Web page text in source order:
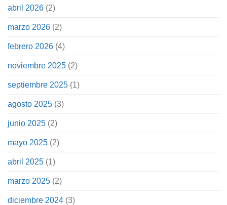
abril 2026 (2)
marzo 2026 (2)
febrero 2026 (4)
noviembre 2025 (2)
septiembre 2025 (1)
agosto 2025 (3)
junio 2025 (2)
mayo 2025 (2)
abril 2025 (1)
marzo 2025 (2)
diciembre 2024 (3)